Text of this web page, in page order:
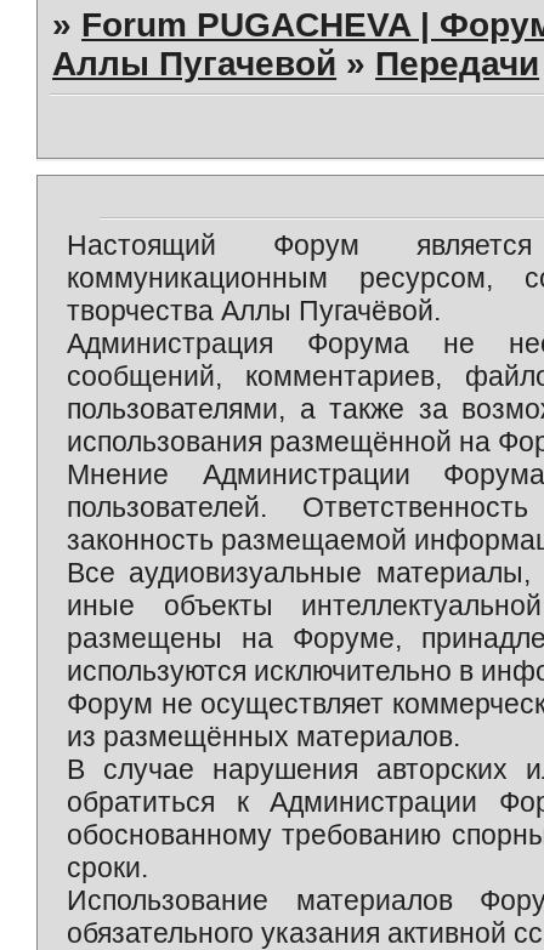
» Forum PUGACHEVA |
Аллы Пугачевой » Передачи
Настоящий Форум является
коммуникационным ресурсом,
творчества Аллы Пугачёвой.
Администрация Форума не
сообщений, комментариев,
пользователями, а также за
использования размещённой на
Мнение Администрации
пользователей.
законность размещаемой
Все аудиовизуальные
иные объекты
размещены на Форуме,
используются исключительно в
Форум не осуществляет
из размещённых материалов.
В случае нарушения авторских
обратиться к Администрации
обоснованному требованию
сроки.
Использование материалов
обязательного указания активной